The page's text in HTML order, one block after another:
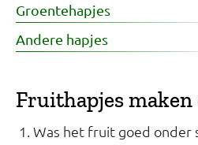
Groentehapjes
Andere hapjes
Fruithapjes maken
Was het fruit goed